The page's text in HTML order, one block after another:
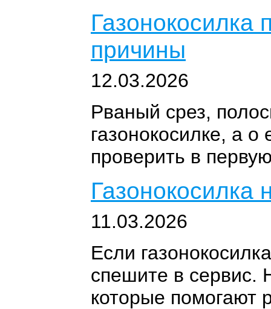
Газонокосилка
причины
12.03.2026
Рваный срез,
газонокосилке, а
проверить в
Газонокосилка
11.03.2026
Если
спешите в сервис.
которые помогают